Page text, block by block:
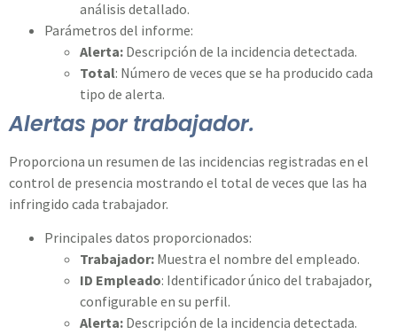
análisis detallado.
Parámetros del informe:
Alerta: Descripción de la incidencia detectada.
Total: Número de veces que se ha producido cada
tipo de alerta.
Alertas por trabajador.
Proporciona un resumen de las incidencias registradas en el
control de presencia mostrando el total de veces que las ha
infringido cada trabajador.
Principales datos proporcionados:
Trabajador: Muestra el nombre del empleado.
ID Empleado: Identificador único del trabajador,
configurable en su perfil.
Alerta: Descripción de la incidencia detectada.